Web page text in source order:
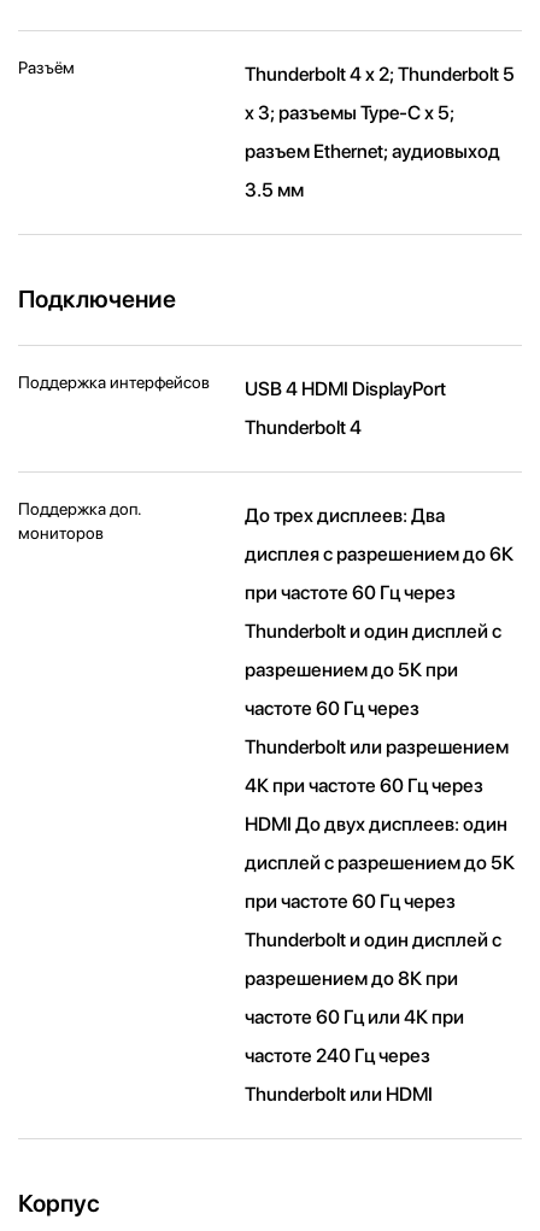
Разъём
Thunderbolt 4 x 2; Thunderbolt 5
x 3; разъемы Type-C х 5;
разъем Ethernet; аудиовыход
3.5 мм
Подключение
Поддержка интерфейсов
USB 4 HDMI DisplayPort
Thunderbolt 4
Поддержка доп.
мониторов
До трех дисплеев: Два
дисплея с разрешением до 6К
при частоте 60 Гц через
Thunderbolt и один дисплей с
разрешением до 5К при
частоте 60 Гц через
Thunderbolt или разрешением
4К при частоте 60 Гц через
HDMI До двух дисплеев: один
дисплей с разрешением до 5К
при частоте 60 Гц через
Thunderbolt и один дисплей с
разрешением до 8К при
частоте 60 Гц или 4К при
частоте 240 Гц через
Thunderbolt или HDMI
Корпус